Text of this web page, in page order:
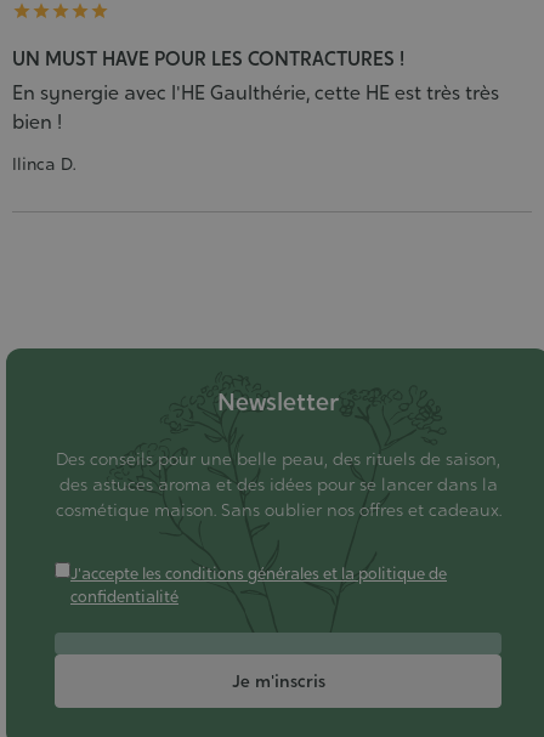
    
UN MUST HAVE POUR LES CONTRACTURES !
En synergie avec l'HE Gaulthérie, cette HE est très très
bien !
Ilinca D.
Newsletter
Des conseils pour une belle peau, des rituels de saison,
des astuces aroma et des idées pour se lancer dans la
cosmétique maison. Sans oublier nos offres et cadeaux.
J'accepte les conditions générales et la politique de
confidentialité
Je m'inscris